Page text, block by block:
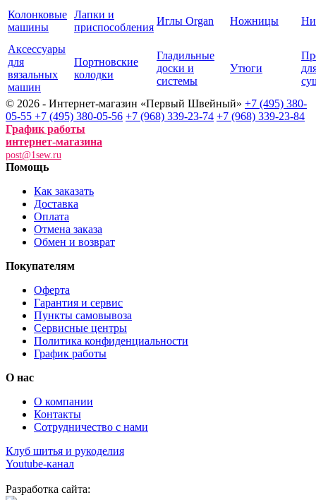
Колонковые
машины
Лапки и
приспособления
Иглы Organ Ножницы
Аксессуары
для
вязальных
машин
Портновские
колодки
Гладильные
доски и
системы
Утюги
© 2026 - Интернет-магазин «Первый Швейный» +7 (495) 380-
05-55 +7 (495) 380-05-56 +7 (968) 339-23-74 +7 (968) 339-23-84
График работы
интернет-магазина
post@1sew.ru
Помощь
Как заказать
Доставка
Оплата
Отмена заказа
Обмен и возврат
Покупателям
Оферта
Гарантия и сервис
Пункты самовывоза
Сервисные центры
Политика конфиденциальности
График работы
О нас
О компании
Контакты
Сотрудничество с нами
Клуб шитья и рукоделия
Youtube-канал
Разработка сайта: